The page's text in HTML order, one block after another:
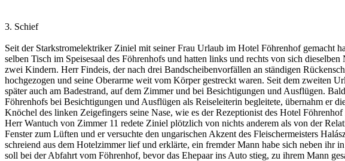
3. Schief
Seit der Starkstromelektriker Ziniel mit seiner Frau Urlaub im Hotel Föhrenhof gemacht
selben Tisch im Speisesaal des Föhrenhofs und hatten links und rechts von sich
zwei Kindern. Herr Findeis, der nach drei Bandscheibenvorfällen an ständigen
hochgezogen und seine Oberarme weit vom Körper gestreckt waren. Seit dem zweiten
später auch am Badestrand, auf dem Zimmer und bei Besichtigungen und Ausflügen.
Föhrenhofs bei Besichtigungen und Ausflügen als Reiseleiterin begleitete, übernahm er
Knöchel des linken Zeigefingers seine Nase, wie es der Rezeptionist des Hotel
Herr Wantuch von Zimmer 11 redete Ziniel plötzlich von nichts anderem als von der
Fenster zum Lüften und er versuchte den ungarischen Akzent des Fleischermeisters
schreiend aus dem Hotelzimmer lief und erklärte, ein fremder Mann habe sich neben ihr
soll bei der Abfahrt vom Föhrenhof, bevor das Ehepaar ins Auto stieg, zu ihrem Mann